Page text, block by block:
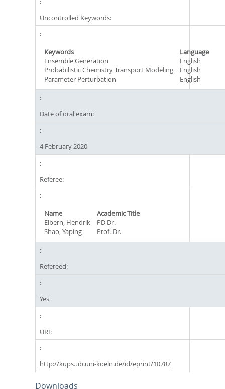
Uncontrolled Keywords:
Keywords
Language
Ensemble Generation
English
Probabilistic Chemistry Transport Modeling
English
Parameter Perturbation
English
Date of oral exam:
4 February 2020
Referee:
Name
Academic Title
Elbern, Hendrik
PD Dr.
Shao, Yaping
Prof. Dr.
Refereed:
Yes
URI:
http://kups.ub.uni-koeln.de/id/eprint/10787
Downloads